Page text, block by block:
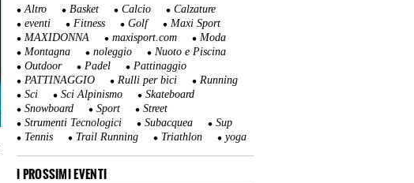
Altro Basket Calcio
Calzature
eventi
Fitness Golf
Maxi Sport
MAXIDONNA
maxisport.com
Moda
Montagna
noleggio
Nuoto e Piscina
Outdoor
Padel
Pattinaggio
PATTINAGGIO
Rulli per bici
Running
Sci
Sci Alpinismo
Skateboard
Snowboard
Sport
Street
Strumenti Tecnologici
Subacquea
Sup
Tennis
Trail Running Triathlon yoga
I PROSSIMI EVENTI